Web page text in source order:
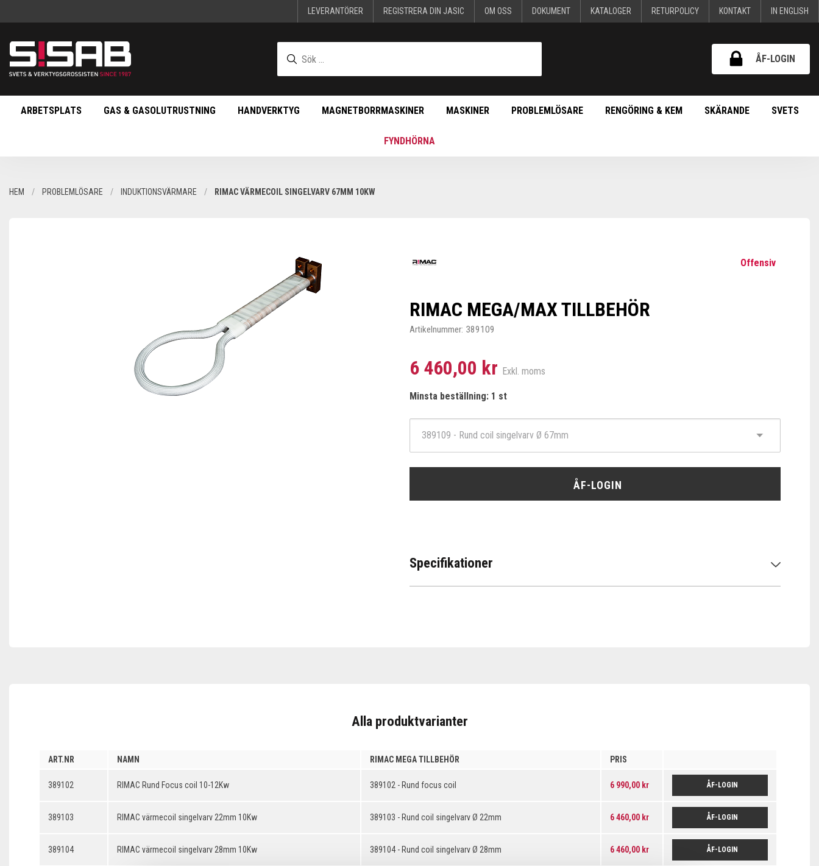
LEVERANTÖRER REGISTRERA DIN JASIC OM OSS DOKUMENT KATALOGER RETURPOLICY KONTAKT IN ENGLISH
ÅF-LOGIN
ARBETSPLATS GAS & GASOLUTRUSTNING HANDVERKTYG MAGNETBORRMASKINER MASKINER PROBLEMLÖSARE RENGÖRING & KEM SKÄRANDE SVETS
FYNDHÖRNA
HEM PROBLEMLÖSARE INDUKTIONSVÄRMARE RIMAC VÄRMECOIL SINGELVARV 67MM 10KW
Offensiv
RIMAC MEGA/MAX TILLBEHÖR
Artikelnummer: 389109
6 460,00 kr Exkl. moms
Minsta beställning: 1 st
ÅF-LOGIN
Specifikationer
Alla produktvarianter
ART.NR NAMN RIMAC MEGA TILLBEHÖR PRIS
389102 RIMAC Rund Focus coil 10-12Kw 389102 - Rund focus coil 6 990,00 kr ÅF-LOGIN
389103 RIMAC värmecoil singelvarv 22mm 10Kw 389103 - Rund coil singelvarv Ø 22mm 6 460,00 kr ÅF-LOGIN
389104 RIMAC värmecoil singelvarv 28mm 10Kw 389104 - Rund coil singelvarv Ø 28mm 6 460,00 kr ÅF-LOGIN